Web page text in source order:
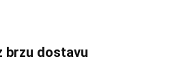
brzu dostavu